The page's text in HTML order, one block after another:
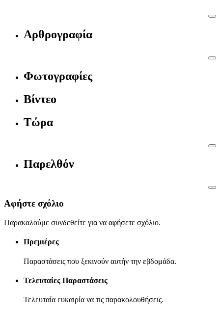
Αρθρογραφία
Φωτογραφίες
Βίντεο
Τώρα
Παρελθόν
Αφήστε σχόλιο
Παρακαλούμε συνδεθείτε για να αφήσετε σχόλιο.
Πρεμιέρες
Παραστάσεις που ξεκινούν αυτήν την εβδομάδα.
Τελευταίες Παραστάσεις
Τελευταία ευκαιρία να τις παρακολουθήσεις.